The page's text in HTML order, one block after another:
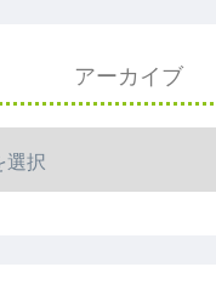
アーカイブ